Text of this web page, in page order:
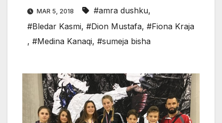
MAR 5, 2018 #amra dushku,
#Bledar Kasmi, #Dion Mustafa, #Fiona Kraja
, #Medina Kanaqi, #sumeja bisha